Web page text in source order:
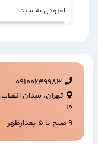
افزودن به سبد
09100239983
۱۰
9 صبح تا 5 بعدازظهر